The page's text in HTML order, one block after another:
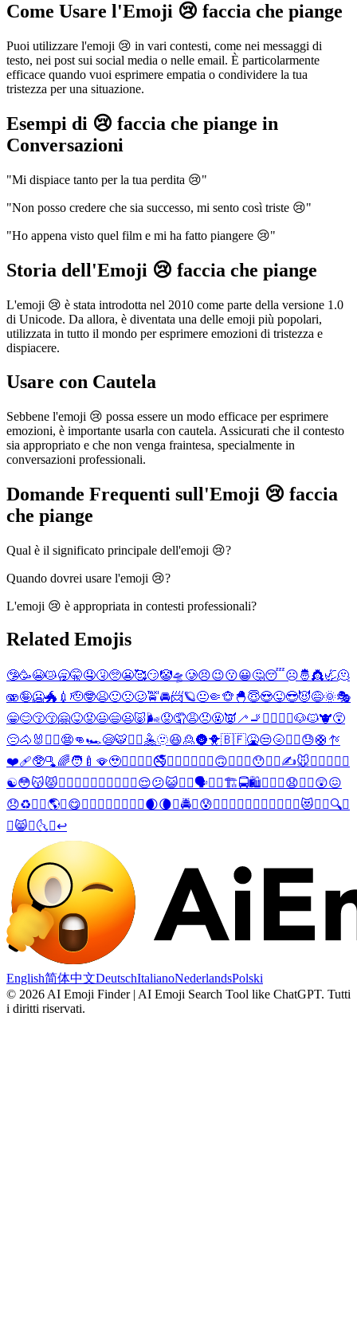
Come Usare l'Emoji 😢 faccia che piange
Puoi utilizzare l'emoji 😢 in vari contesti, come nei messaggi di
testo, nei post sui social media o nelle email. È particolarmente
efficace quando vuoi esprimere empatia o condividere la tua
tristezza per una situazione.
Esempi di 😢 faccia che piange in
Conversazioni
"Mi dispiace tanto per la tua perdita 😢"
"Non posso credere che sia successo, mi sento così triste 😢"
"Ho appena visto quel film e mi ha fatto piangere 😢"
Storia dell'Emoji 😢 faccia che piange
L'emoji 😢 è stata introdotta nel 2010 come parte della versione 1.0
di Unicode. Da allora, è diventata una delle emoji più popolari,
utilizzata in tutto il mondo per esprimere emozioni di tristezza e
dispiacere.
Usare con Cautela
Sebbene l'emoji 😢 possa essere un modo efficace per esprimere
emozioni, è importante usarla con cautela. Assicurati che il contesto
sia appropriato e che non venga fraintesa, specialmente in
conversazioni professionali.
Domande Frequenti sull'Emoji 😢 faccia
che piange
Qual è il significato principale dell'emoji 😢?
Quando dovrei usare l'emoji 😢?
L'emoji 😢 è appropriata in contesti professionali?
Related Emojis
🤥🥳😭😿🥱🤫🤤🤧🥺😬🥰😏🤡🛸 🥲😣😉😗😀🤔😴☹️🤴👸🦏🫠
🫨🤪🥶🐲 💉 🫡🤓😫🙂🙁🥴🚖🚘📨🪐😐🤏🐵 🐣😇😍😜😎😈😅🌞🎭
😁😊😚😙🤗😝😡😃😄😦🐷🌬️😟🤦😩😠🤬👿 🦯 🚬 🤦‍♂️ 🤦‍♀️🐶🐱🐮😵
😔🐴 🐰 🤽‍♂️😨👊🏎️😪🐯🤽‍♀️🤽🫥😆🙎🌚🐥🇧🇫🤮😒🌝🤾‍♂️😓🛟 🪡
❤️‍🩹🥸🫗 🌈🧑‍🍼 🪭🥹😶‍🌫️ 💩 🦀🚭👨‍🍼 🇸🇷 👾 🧐🙃🤛 🤜 🥵😯💗 👋✍️🐭🥏 🤿 🥌 🎰 🎨
☯️😳😽😾💓 💨 🙌 🧟‍♂️ 🧟‍♀️ 🤺 🎣 👟😌😕😺💖 👏🗣️🐳 🍛🏗️🚍🛍️🛒 🤢 🤯😧💞 🎑😲😖
😞♻️🤾‍♀️🌎🤑😋⛹️‍♂️ 🤾 🎴 👨‍🏭 👩‍🏭🌒🌘🍻🚔🤠😰💁‍♂️ 🙋‍♂️ 💆‍♂️ 💇‍♂️ 🏋️‍♂️ 👬😻⛹️‍♀️🔍🔎
⛹️😸🦻🌜🌛↩️
English简体中文DeutschItalianoNederlandsPolski
© 2026 AI Emoji Finder | AI Emoji Search Tool like ChatGPT. Tutti
i diritti riservati.